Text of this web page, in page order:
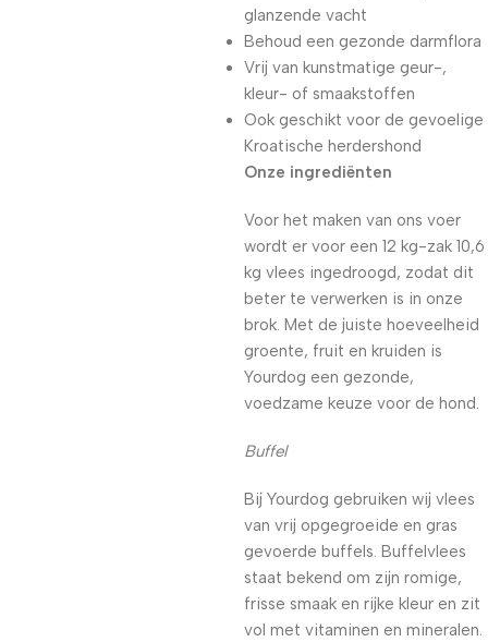
glanzende vacht
Behoud een gezonde darmflora
Vrij van kunstmatige geur-,
kleur- of smaakstoffen
Ook geschikt voor de gevoelige
Kroatische herdershond
Onze ingrediënten
Voor het maken van ons voer
wordt er voor een 12 kg-zak 10,6
kg vlees ingedroogd, zodat dit
beter te verwerken is in onze
brok. Met de juiste hoeveelheid
groente, fruit en kruiden is
Yourdog een gezonde,
voedzame keuze voor de hond.
Buffel
Bij Yourdog gebruiken wij vlees
van vrij opgegroeide en gras
gevoerde buffels. Buffelvlees
staat bekend om zijn romige,
frisse smaak en rijke kleur en zit
vol met vitaminen en mineralen.